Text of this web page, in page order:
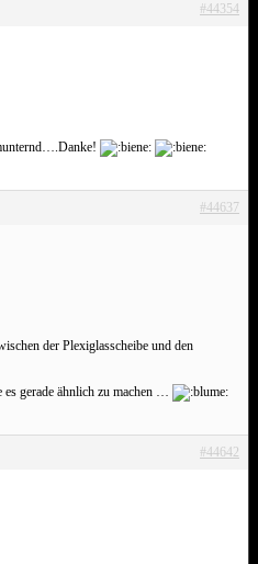
#44354
#44637
der Plexiglasscheibe und den
es gerade ähnlich zu machen …
#44642